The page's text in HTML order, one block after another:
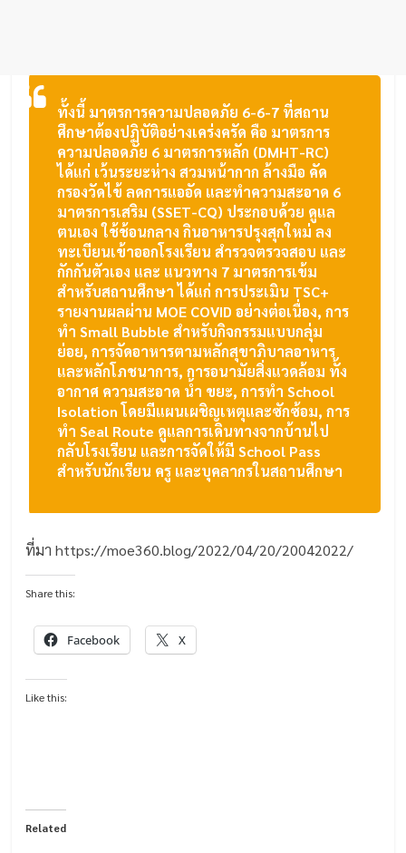
ทั้งนี้ มาตรการความปลอดภัย 6-6-7 ที่สถาน
ศึกษาต้องปฏิบัติอย่างเคร่งครัด คือ มาตรการ
ความปลอดภัย 6 มาตรการหลัก (DMHT-RC)
ได้แก่ เว้นระยะห่าง สวมหน้ากาก ล้างมือ คัด
กรองวัดไข้ ลดการแออัด และทำความสะอาด 6
มาตรการเสริม (SSET-CQ) ประกอบด้วย ดูแล
ตนเอง ใช้ช้อนกลาง กินอาหารปรุงสุกใหม่ ลง
ทะเบียนเข้าออกโรงเรียน สำรวจตรวจสอบ และ
กักกันตัวเอง และ แนวทาง 7 มาตรการเข้ม
สำหรับสถานศึกษา ได้แก่ การประเมิน TSC+
รายงานผลผ่าน MOE COVID อย่างต่อเนื่อง, การ
ทำ Small Bubble สำหรับกิจกรรมแบบกลุ่ม
ย่อย, การจัดอาหารตามหลักสุขาภิบาลอาหาร
และหลักโภชนาการ, การอนามัยสิ่งแวดล้อม ทั้ง
อากาศ ความสะอาด น้ำ ขยะ, การทำ School
Isolation โดยมีแผนเผชิญเหตุและซักซ้อม, การ
ทำ Seal Route ดูแลการเดินทางจากบ้านไป
กลับโรงเรียน และการจัดให้มี School Pass
สำหรับนักเรียน ครู และบุคลากรในสถานศึกษา
ที่มา https://moe360.blog/2022/04/20/20042022/
Share this:
Facebook X
Like this:
Related